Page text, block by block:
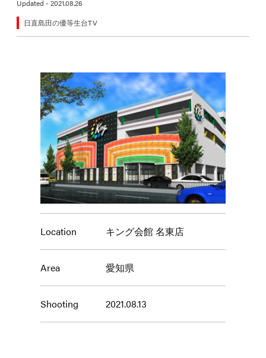
Updated - 2021.08.26
日直島田の優等生台TV
Location キング会館 名東店
Area 愛知県
Shooting 2021.08.13